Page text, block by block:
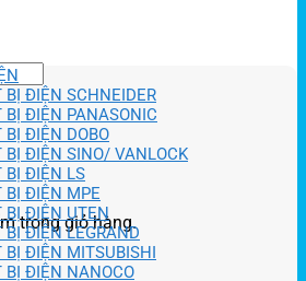
trong giỏ hàng.
BỊ ĐIỆN SCHNEIDER
BỊ ĐIỆN PANASONIC
BỊ ĐIỆN DOBO
BỊ ĐIỆN SINO/ VANLOCK
BỊ ĐIỆN LS
BỊ ĐIỆN MPE
BỊ ĐIỆN UTEN
BỊ ĐIỆN LEGRAND
BỊ ĐIỆN MITSUBISHI
BỊ ĐIỆN NANOCO